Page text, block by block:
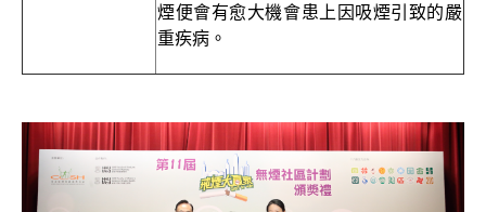
煙便會有愈大機會患上因吸煙引致的嚴
重疾病。